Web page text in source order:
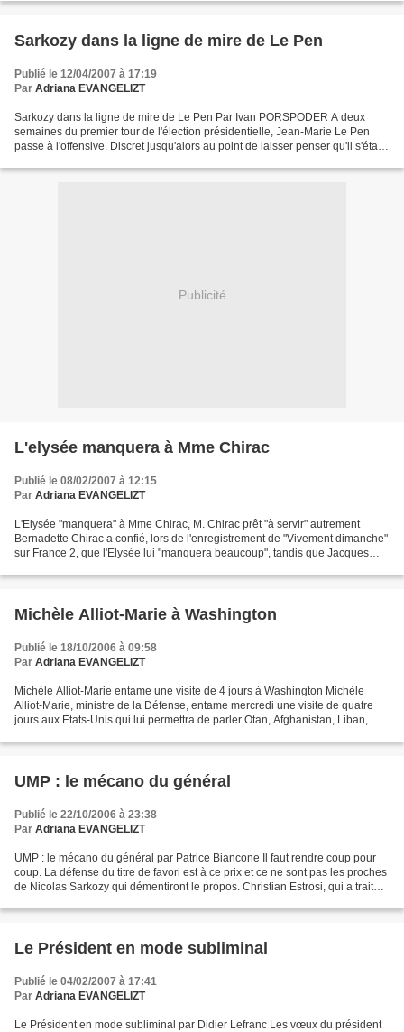
Sarkozy dans la ligne de mire de Le Pen
Publié le 12/04/2007 à 17:19
Par Adriana EVANGELIZT
Sarkozy dans la ligne de mire de Le Pen Par Ivan PORSPODER A deux
semaines du premier tour de l'élection présidentielle, Jean-Marie Le Pen
passe à l'offensive. Discret jusqu'alors au point de laisser penser qu'il s'était
Publicité
L'elysée manquera à Mme Chirac
Publié le 08/02/2007 à 12:15
Par Adriana EVANGELIZT
L'Elysée "manquera" à Mme Chirac, M. Chirac prêt "à servir" autrement
Bernadette Chirac a confié, lors de l'enregistrement de "Vivement dimanche"
sur France 2, que l'Elysée lui "manquera beaucoup", tandis que Jacques
Michèle Alliot-Marie à Washington
Publié le 18/10/2006 à 09:58
Par Adriana EVANGELIZT
Michèle Alliot-Marie entame une visite de 4 jours à Washington Michèle
Alliot-Marie, ministre de la Défense, entame mercredi une visite de quatre
jours aux Etats-Unis qui lui permettra de parler Otan, Afghanistan, Liban,
UMP : le mécano du général
Publié le 22/10/2006 à 23:38
Par Adriana EVANGELIZT
UMP : le mécano du général par Patrice Biancone Il faut rendre coup pour
coup. La défense du titre de favori est à ce prix et ce ne sont pas les proches
de Nicolas Sarkozy qui démentiront le propos. Christian Estrosi, qui a traité
Le Président en mode subliminal
Publié le 04/02/2007 à 17:41
Par Adriana EVANGELIZT
Le Président en mode subliminal par Didier Lefranc Les vœux du président